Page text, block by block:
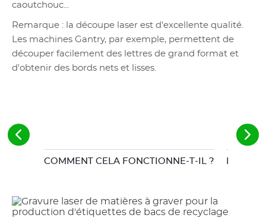
caoutchouc...
Remarque : la découpe laser est d'excellente qualité.
Les machines Gantry, par exemple, permettent de
découper facilement des lettres de grand format et
d'obtenir des bords nets et lisses.
COMMENT CELA FONCTIONNE-T-IL ?